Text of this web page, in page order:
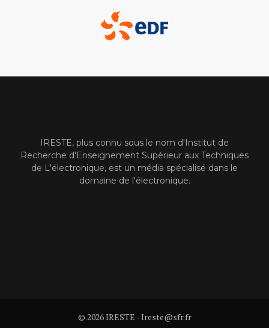
IRESTE, plus connu sous le nom d'Institut de
Recherche d'Enseignement Supérieur aux Techniques
de L'électronique, est un média spécialisé dans le
domaine de l'électronique.
© 2026 IRESTE - Ireste@sfr.fr